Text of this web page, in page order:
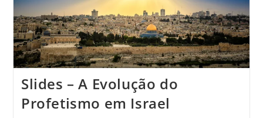
Slides – A Evolução do
Profetismo em Israel